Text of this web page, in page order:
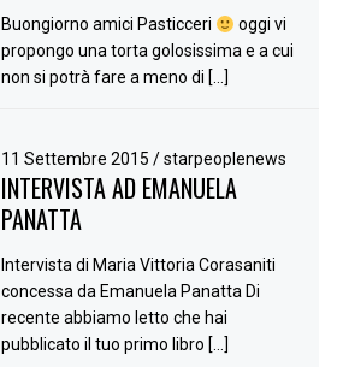
Buongiorno amici Pasticceri
oggi vi
propongo una torta golosissima e a cui
non si potrà fare a meno di […]
11 Settembre 2015/ starpeoplenews
INTERVISTA AD EMANUELA
PANATTA
Intervista di Maria Vittoria Corasaniti
concessa da Emanuela Panatta Di
recente abbiamo letto che hai
pubblicato il tuo primo libro […]